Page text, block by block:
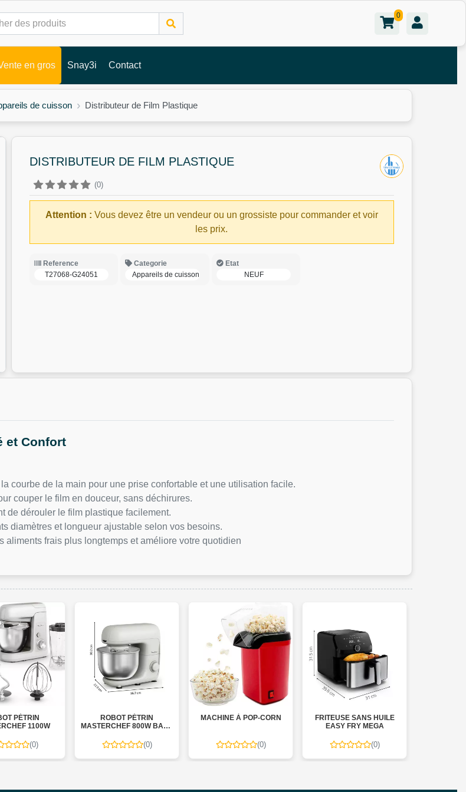
0
en gros Snay3i Contact
de cuisson Distributeur de Film Plastique
DISTRIBUTEUR DE FILM PLASTIQUE
(0)
Attention : Vous devez être un vendeur ou un grossiste pour commander et voir
les prix.
Reference
T27068-G24051
Categorie
Appareils de cuisson
Etat
NEUF
et Confort
courbe de la main pour une prise confortable et une utilisation facile.
couper le film en douceur, sans déchirures.
de dérouler le film plastique facilement.
diamètres et longueur ajustable selon vos besoins.
aliments frais plus longtemps et améliore votre quotidien
PÉTRIN
1100W
(0)
ROBOT PÉTRIN
MASTERCHEF 800W BAKE
(0)
MACHINE À POP-CORN
(0)
FRITEUSE SANS HUILE
EASY FRY MEGA
(0)